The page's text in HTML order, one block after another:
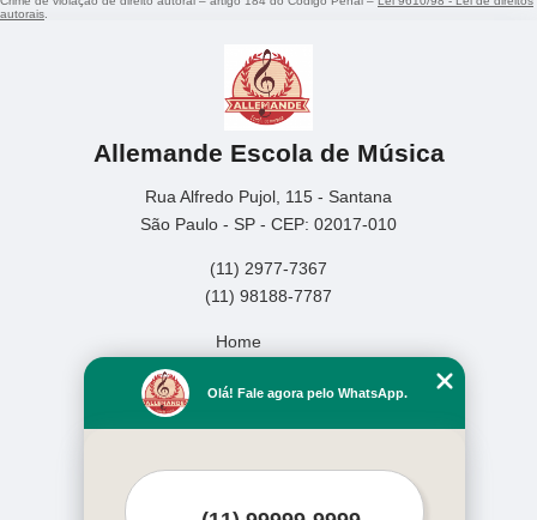
autorais.
Allemande Escola de Música
Rua Alfredo Pujol, 115 - Santana
São Paulo - SP - CEP: 02017-010
(11) 2977-7367
(11) 98188-7787
Home
Missão
Olá! Fale agora pelo WhatsApp.